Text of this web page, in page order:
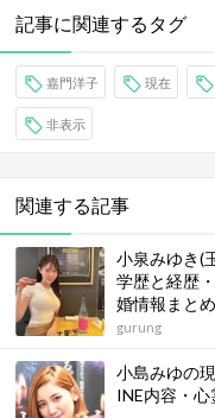
記事に関連するタグ
嘉門洋子 現在
非表示
関連する記事
小泉みゆき(
学歴と経歴
婚情報まとめ
gurung
小島みゆの
INE内容・